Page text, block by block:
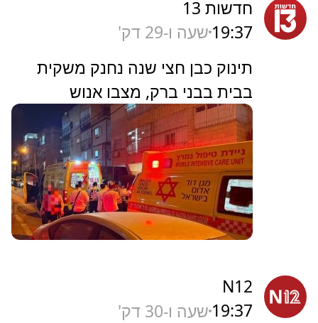
חדשות 13
19:37 שעה ו-29 דק'
תינוק כבן חצי שנה נחנק משקית
בבית בבני ברק, מצבו אנוש
N12
19:37 שעה ו-30 דק'